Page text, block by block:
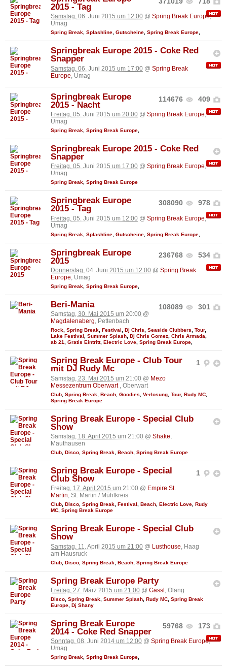
2015 - Tag
Samstag, 06. Juni 2015 um 12:00 @ Spring Break Europe,
Umag
Spring Break Splashline Gutscheine Spring Break Europe
Springbreak Europe 2015 - Coke Red
Snapper
Samstag, 06. Juni 2015 um 17:00 @ Spring Break
Europe , Umag
114676 409
Springbreak Europe
2015 - Nacht
Freitag, 05. Juni 2015 um 20:00 @ Spring Break Europe,
Umag
Spring Break Spring Break Europe
Springbreak Europe 2015 - Coke Red
Snapper
Freitag, 05. Juni 2015 um 17:00 @ Spring Break Europe,
Umag
Spring Break, Spring Break Europe
308090 978
Springbreak Europe
2015 - Tag
Freitag, 05. Juni 2015 um 12:00 @ Spring Break Europe
Umag
Spring Break Splashline Gutscheine Spring Break Europe
236768 534
Springbreak Europe
2015
Donnerstag, 04. Juni 2015 um 12:00 @ Spring Break
Europe, Umag
Spring Break Spring Break Europe
108089 301
Beri-Mania
Samstag, 30. Mai 2015 um 20:00 @
Magdalenaberg, Pettenbach
Rock, Spring Break, Festival, Dj Chris, Seaside Clubbers, Tour,
Lake Festival, Summer Splash, Dj Chris Gomez, Chris Armada,
ab 21, Gratis Eintritt, Electric Love, Spring Break Europe,
1
Spring Break Europe - Club Tour
mit DJ Rudy Mc
Samstag, 23. Mai 2015 um 21:00 @ Mezo
Messezentrum Oberwart , Oberwart
Club Spring Break Beach Goodies Verlosung Tour, Rudy MC
Spring Break Europe
Spring Break Europe - Special Club
Show
Samstag, 18. April 2015 um 21:00 @ Shake,
Mauthausen
Club Disco Spring Break Beach Spring Break Europe
1
Spring Break Europe - Special
Club Show
Freitag, 17. April 2015 um 21:00 @ Empire St.
Martin, St. Martin / Mühlkreis
Club, Disco, Spring Break, Festival , Beach, Electric Love, Rudy
MC, Spring Break Europe
Spring Break Europe - Special Club
Show
Samstag, 11. April 2015 um 21:00 @ Lusthouse , Haag
am Hausruck
Club Disco Spring Break Beach Spring Break Europe
Spring Break Europe Party
Freitag, 27. März 2015 um 21:00 @ Gassl , Olang
Disco Spring Break Summer Splash Rudy MC Spring Break
Europe Dj Shany
59768 173
Spring Break Europe
2014 - Coke Red Snapper
Sonntag, 08. Juni 2014 um 12:00 @ Spring Break Europe,
Umag
Spring Break, Spring Break Europe,